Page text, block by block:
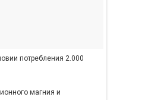
потребления 2.000
магния и